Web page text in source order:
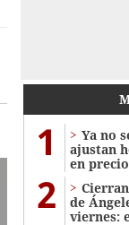
1
Ya no
ajustan
en
2
de
viernes: